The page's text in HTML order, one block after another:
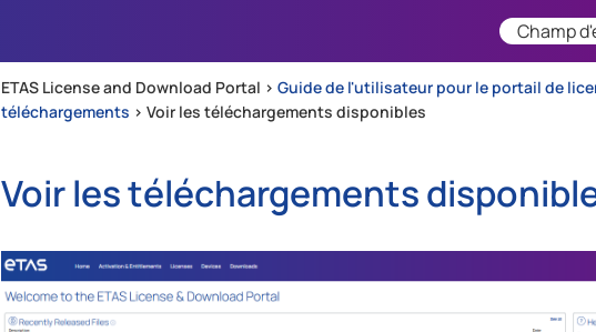
ETAS License and Download Portal > Guide de l'utilisateur pour le portail de
téléchargements > Voir les téléchargements disponibles
Voir les téléchargements